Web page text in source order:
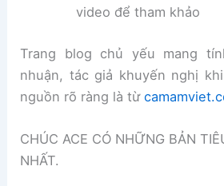
video để tham khảo
Trang blog chủ yếu mang
nhuận, tác giả khuyến nghị
nguồn rõ ràng là từ
CHÚC ACE CÓ NHỮNG BẢN
NHẤT.